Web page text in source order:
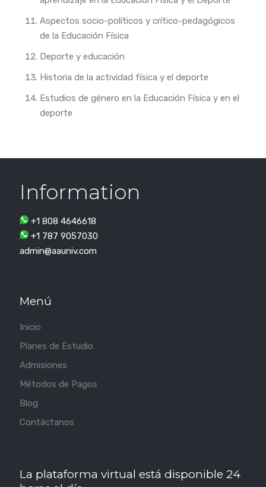
Aspectos socio-políticos y crítico-pedagógicos
de la Educación Física
Deporte y educación
Historia de la actividad física y el deporte
Estudios de género en la Educación Física y en el
deporte
Information
+1 808 4646618
+1 787 9057030
admin@aauniv.com
Menú
Inicio
Planes de Estudio
Admisiones
Métodos de Pagos
Blog
Contáctanos
La plataforma virtual está disponible 24